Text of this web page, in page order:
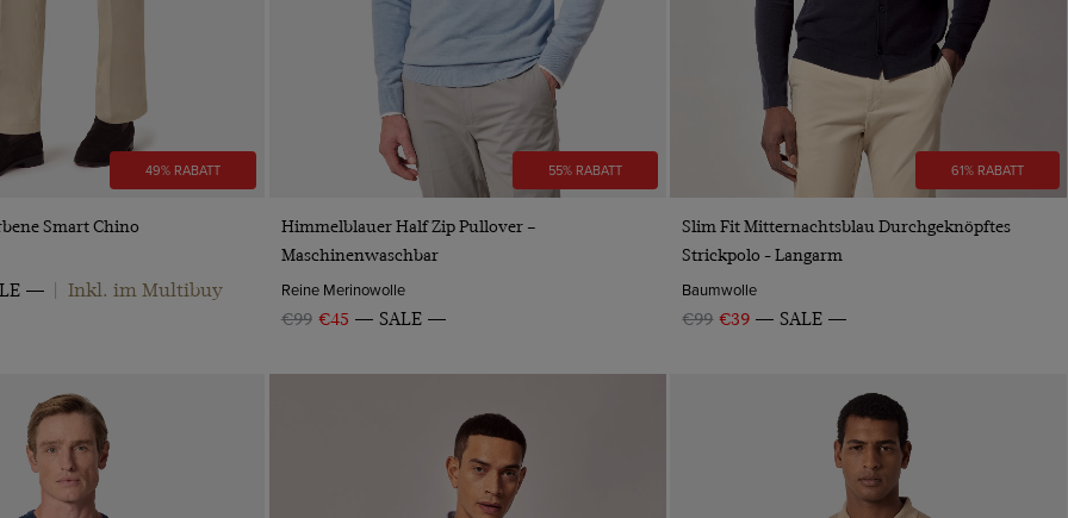
49% RABATT
VORSCHAU
Smart Chino
Inkl. im Multibuy
55% RABATT
VORSCHAU
Himmelblauer Half Zip Pullover –
Maschinenwaschbar
Reine Merinowolle
€99 €45 SALE
61% RABATT
VORSCHAU
Slim Fit Mitternachtsblau Durchgeknöpftes
Strickpolo - Langarm
Baumwolle
€99 €39 SALE